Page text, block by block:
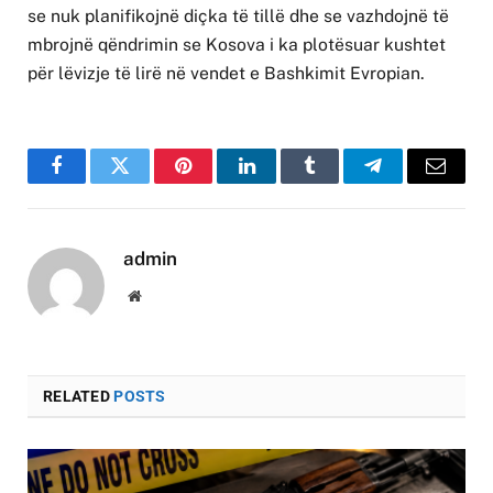
se nuk planifikojnë diçka të tillë dhe se vazhdojnë të
mbrojnë qëndrimin se Kosova i ka plotësuar kushtet
për lëvizje të lirë në vendet e Bashkimit Evropian.
FacebookTwitter PinterestLinkedInTumblr TelegramEmail
admin
Website
RELATEDPOSTS